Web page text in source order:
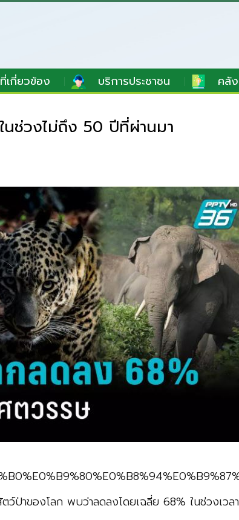
เกี่ยวข้อง บริการประชาชน คลั
นช่วงไม่ถึง 50 ปีที่ผ่านมา
ป่าของโลก พบว่าลดลงโดยเฉลี่ย 68% ในช่วงเว